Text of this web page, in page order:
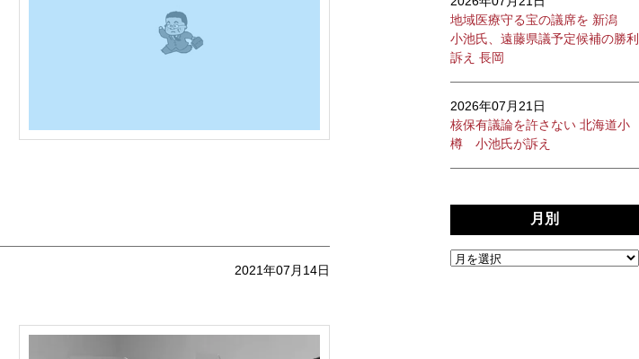
2021年07月14日
地域医療守る宝の議席を 新潟
小池氏、遠藤県議予定候補の勝利
訴え 長岡
2026年07月21日
核保有議論を許さない 北海道小
樽 小池氏が訴え
月別